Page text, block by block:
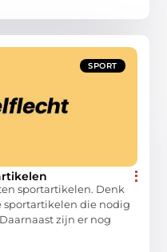
SPORT
sportartikelen. Denk
sportartikelen die nodig
zijn er nog